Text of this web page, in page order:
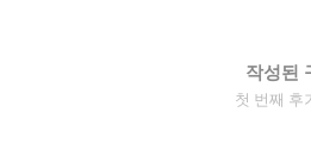
작성된
첫 번째 후